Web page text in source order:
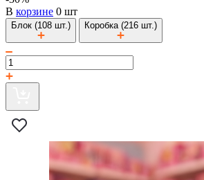
В корзине 0 шт
Блок (108 шт.) Коробка (216 шт.)